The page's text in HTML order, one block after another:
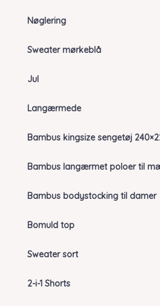
Nøglering
Sweater mørkeblå
Jul
Langærmede
Bambus kingsize sengetøj
Bambus langærmet poloer til
Bambus bodystocking til damer
Bomuld top
Sweater sort
2-i-1 Shorts